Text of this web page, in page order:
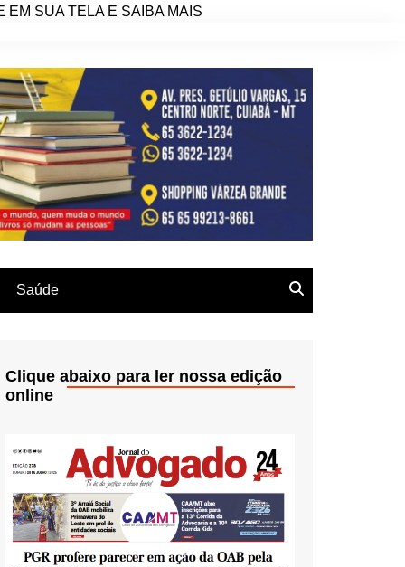
SUA TELA E SAIBA MAIS
Saúde
Clique abaixo para ler nossa edição
online